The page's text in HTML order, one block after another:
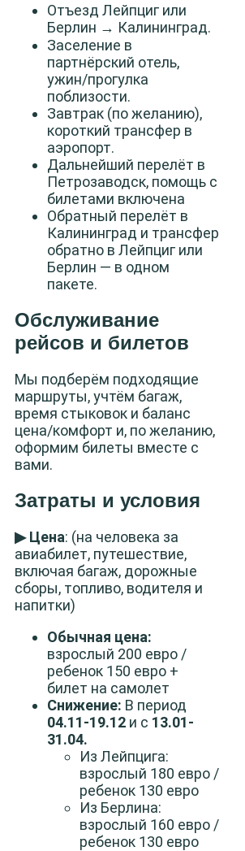
Отъезд Лейпциг или
Берлин → Калининград.
Заселение в
партнёрский отель,
ужин/прогулка
поблизости.
Завтрак (по желанию),
короткий трансфер в
аэропорт.
Дальнейший перелёт в
Петрозаводск, помощь с
билетами включена
Обратный перелёт в
Калининград и трансфер
обратно в Лейпциг или
Берлин — в одном
пакете.
Обслуживание
рейсов и билетов
Мы подберём подходящие
маршруты, учтём багаж,
время стыковок и баланс
цена/комфорт и, по желанию,
оформим билеты вместе с
вами.
Затраты и условия
▶ Цена: (на человека за
авиабилет, путешествие,
включая багаж, дорожные
сборы, топливо, водителя и
напитки)
Обычная цена:
взрослый 200 евро /
ребенок 150 евро +
билет на самолет
Снижение: В период
04.11-19.12 и с 13.01-
31.04.
Из Лейпцига:
взрослый 180 евро /
ребенок 130 евро
Из Берлина:
взрослый 160 евро /
ребенок 130 евро